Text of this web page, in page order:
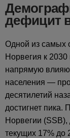
дефицит
Одной из самых
Норвегия к 2030
напрямую
населения —
десятилетий
достигнет пика.
Норвегии
текущих 17% до